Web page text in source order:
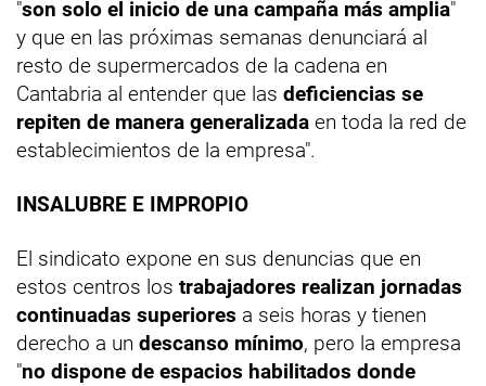
"son solo el inicio de una campaña más amplia"
y que en las próximas semanas denunciará al
resto de supermercados de la cadena en
Cantabria al entender que las deficiencias se
repiten de manera generalizada en toda la red de
establecimientos de la empresa".
INSALUBRE E IMPROPIO
El sindicato expone en sus denuncias que en
estos centros los trabajadores realizan jornadas
continuadas superiores a seis horas y tienen
derecho a un descanso mínimo, pero la empresa
"no dispone de espacios habilitados donde